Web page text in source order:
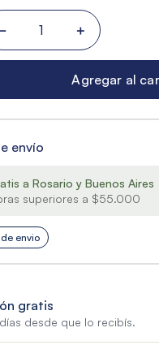
＋
－
Agregar al
envío
a Rosario y Buenos Aires
superiores a $55.000
envio
gratis
desde que lo recibís.